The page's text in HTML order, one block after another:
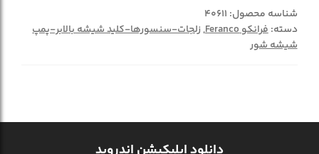
شناسه محصول: 40611
دسته:فرانکو Feranco ,زلجات-سنسورها-کلید شیشه بالابر-پمپ
شیشه شور